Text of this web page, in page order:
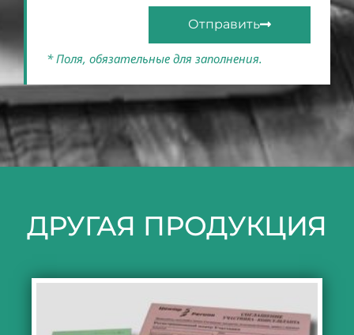
Отправить
* Поля, обязательные для заполнения.
ДРУГАЯ ПРОДУКЦИЯ